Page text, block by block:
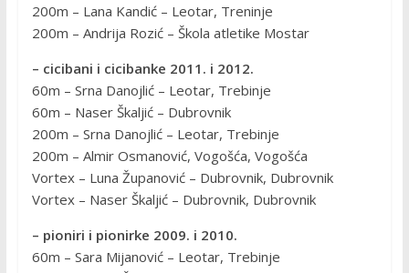
200m – Lana Kandić – Leotar, Treninje
200m – Andrija Rozić – Škola atletike Mostar
– cicibani i cicibanke 2011. i 2012.
60m – Srna Danojlić – Leotar, Trebinje
60m – Naser Škaljić – Dubrovnik
200m – Srna Danojlić – Leotar, Trebinje
200m – Almir Osmanović, Vogošća, Vogošća
Vortex – Luna Županović – Dubrovnik, Dubrovnik
Vortex – Naser Škaljić – Dubrovnik, Dubrovnik
– pioniri i pionirke 2009. i 2010.
60m – Sara Mijanović – Leotar, Trebinje